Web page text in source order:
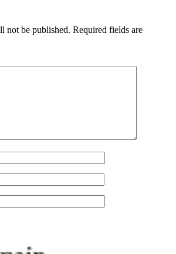
not be published. Required fields are